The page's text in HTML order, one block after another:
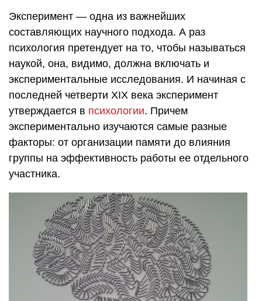
Эксперимент — одна из важнейших
составляющих научного подхода. А раз
психология претендует на то, чтобы называться
наукой, она, видимо, должна включать и
экспериментальные исследования. И начиная с
последней четверти XIX века эксперимент
утверждается в психологии. Причем
экспериментально изучаются самые разные
факторы: от организации памяти до влияния
группы на эффективность работы ее отдельного
участника.